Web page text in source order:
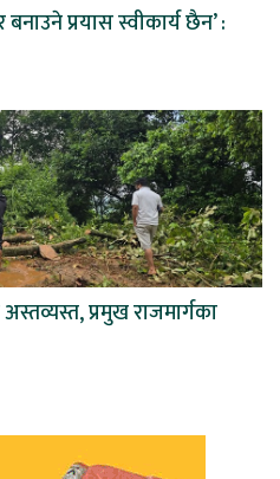
प्रयास स्वीकार्य छैन’ :
प्रमुख राजमार्गका